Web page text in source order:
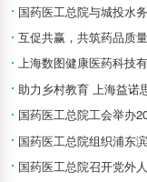
国药医工总院与城投水务集团、上
互促共赢，共筑药品质量研究新合力——上海医工院分析测试
上海数图健康医药科技有限公司举办深
助力乡村教育 上海益诺思
国药医工总院工会举办
国药医工总院组织浦东
国药医工总院召开党外人士学习